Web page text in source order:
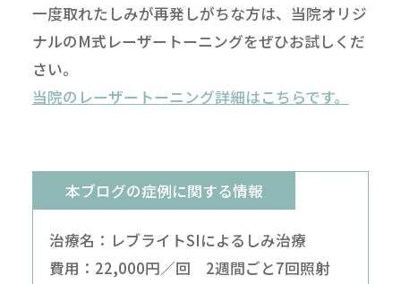
一度取れたしみが再発しがちな方は、当院オリジ
ナルのM式レーザートーニングをぜひお試しくだ
さい。
当院のレーザートーニング詳細はこちらです。
本ブログの症例に関する情報
治療名：レブライトSIによるしみ治療
費用：22,000円／回 2週間ごと7回照射